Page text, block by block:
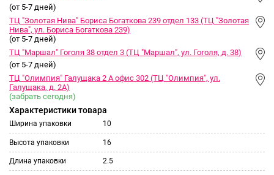
(от 5-7 дней)
ТЦ "Золотая Нива" Бориса Богаткова 239 отдел 133 (ТЦ "Золотая
Нива", ул. Бориса Богаткова 239)
(от 5-7 дней)
ТЦ "Маршал" Гоголя 38 отдел 3 (ТЦ "Маршал", ул. Гоголя, д. 38)
(от 5-7 дней)
ТЦ "Олимпия" Галущака 2 А офис 302 (ТЦ "Олимпия", ул.
Галущака, д. 2А)
(забрать сегодня)
Характеристики товара
Ширина упаковки 10
Высота упаковки 16
Длина упаковки 2.5